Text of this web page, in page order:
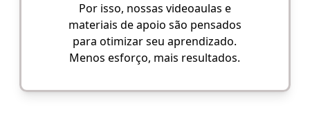
Por isso, nossas videoaulas e
materiais de apoio são pensados
para otimizar seu aprendizado.
Menos esforço, mais resultados.